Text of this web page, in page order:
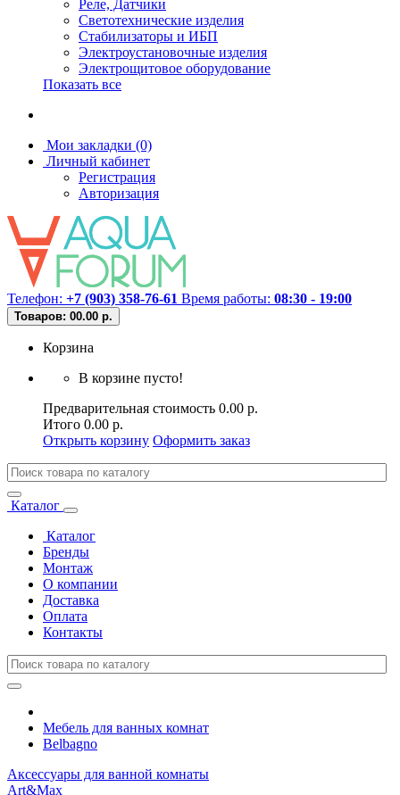
Реле, Датчики
Светотехнические изделия
Стабилизаторы и ИБП
Электроустановочные изделия
Электрощитовое оборудование
Показать все
Мои закладки (0)
Личный кабинет
Регистрация
Авторизация
Телефон: +7 (903) 358-76-61 Время работы: 08:30 - 19:00
Товаров: 00.00 р.
Корзина
В корзине пусто!
Предварительная стоимость 0.00 р.
Итого 0.00 р.
Открыть корзину Оформить заказ
Каталог
Каталог
Бренды
Монтаж
О компании
Доставка
Оплата
Контакты
Мебель для ванных комнат
Belbagno
Аксессуары для ванной комнаты
Art&Max